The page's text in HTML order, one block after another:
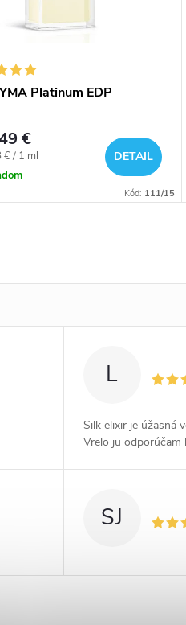
Platinum EDP
€
€ / 1 ml
DETAIL
Kód: 111/15
L
Silk elixir je úžasná
Vrelo ju odporúčam
SJ